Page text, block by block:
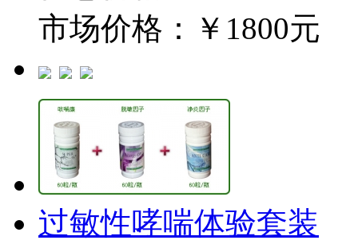
市场价格：￥1800元
过敏性哮喘体验套装